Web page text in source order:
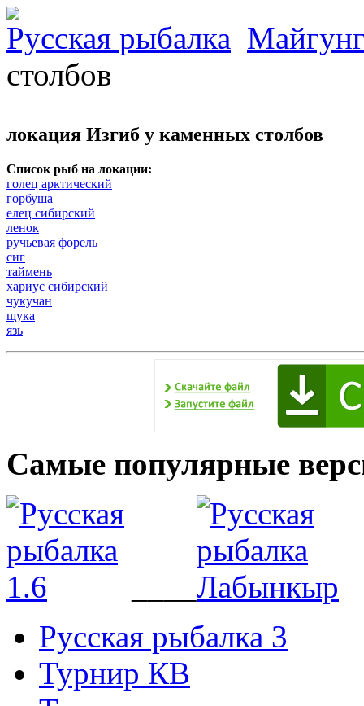
Русская рыбалка
столбов
локация Изгиб у каменных столбов
Список рыб на локации:
голец арктический
горбуша
елец сибирский
ленок
ручьевая форель
сиг
таймень
хариус сибирский
чукучан
щука
язь
Самые популярные
Русская рыбалка 3
Турнир КВ